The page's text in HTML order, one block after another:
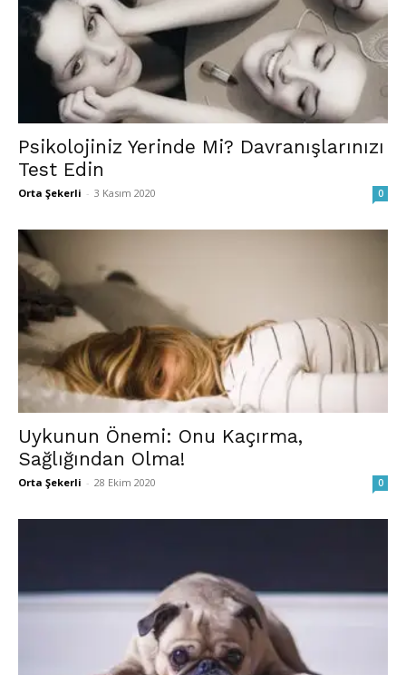
Psikolojiniz Yerinde Mi? Davranışlarınızı
Test Edin
Orta Şekerli - 3 Kasım 2020 0
Uykunun Önemi: Onu Kaçırma,
Sağlığından Olma!
Orta Şekerli - 28 Ekim 2020 0